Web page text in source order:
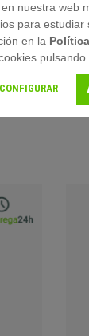
Tu
nuestra web
para
en la
CONFIGURAR